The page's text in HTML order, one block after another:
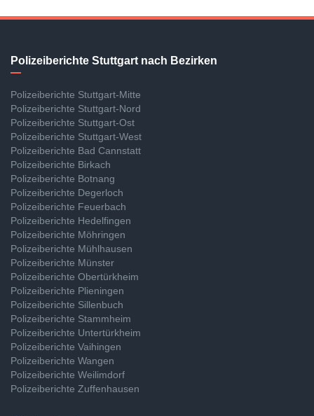
Polizeiberichte Stuttgart nach Bezirken
Polizeiberichte Stuttgart-Mitte
Polizeiberichte Stuttgart-Nord
Polizeiberichte Stuttgart-Ost
Polizeiberichte Stuttgart-West
Polizeiberichte Bad Cannstatt
Polizeiberichte Birkach
Polizeiberichte Botnang
Polizeiberichte Degerloch
Polizeiberichte Feuerbach
Polizeiberichte Hedelfingen
Polizeiberichte Möhringen
Polizeiberichte Mühlhausen
Polizeiberichte Münster
Polizeiberichte Obertürkheim
Polizeiberichte Plieningen
Polizeiberichte Sillenbuch
Polizeiberichte Stammheim
Polizeiberichte Untertürkheim
Polizeiberichte Vaihingen
Polizeiberichte Wangen
Polizeiberichte Weilimdorf
Polizeiberichte Zuffenhausen